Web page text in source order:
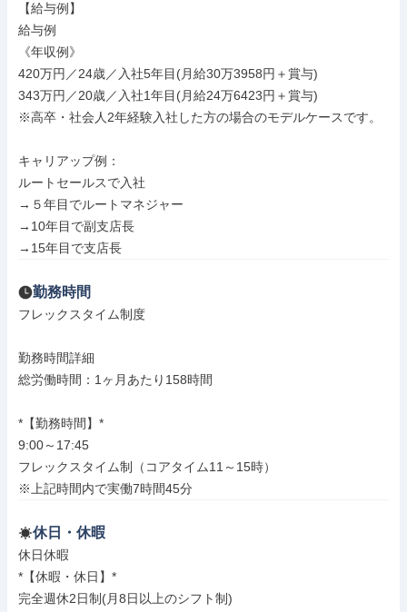
【給与例】
給与例
《年収例》
420万円／24歳／入社5年目(月給30万3958円＋賞与)
343万円／20歳／入社1年目(月給24万6423円＋賞与)
※高卒・社会人2年経験入社した方の場合のモデルケースです。
キャリアップ例：
ルートセールスで入社
→５年目でルートマネジャー
→10年目で副支店長
→15年目で支店長
勤務時間
フレックスタイム制度
勤務時間詳細
総労働時間：1ヶ月あたり158時間
*【勤務時間】*
9:00～17:45
フレックスタイム制（コアタイム11～15時）
※上記時間内で実働7時間45分
休日・休暇
休日休暇
*【休暇・休日】*
完全週休2日制(月8日以上のシフト制)